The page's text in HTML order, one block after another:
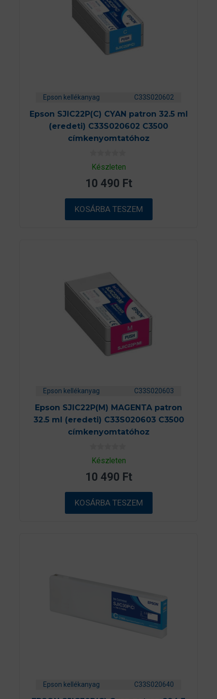
Epson kellékanyag C33S020602
Epson SJIC22P(C) CYAN patron 32.5 ml
(eredeti) C33S020602 C3500
címkenyomtatóhoz
0
a
5
b
ő
l
Készleten
10 490 Ft
KOSÁRBA TESZEM
Epson kellékanyag C33S020603
Epson SJIC22P(M) MAGENTA patron
32.5 ml (eredeti) C33S020603 C3500
címkenyomtatóhoz
0
a
b
ő
l
Készleten
10 490 Ft
KOSÁRBA TESZEM
Epson kellékanyag C33S020640